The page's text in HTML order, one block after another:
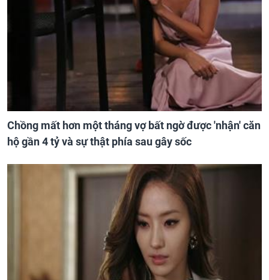
Chồng mất hơn một tháng vợ bất ngờ được 'nhận' căn
hộ gần 4 tỷ và sự thật phía sau gây sốc